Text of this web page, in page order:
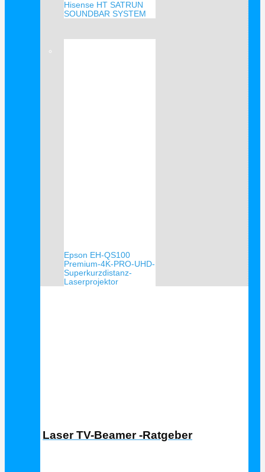
Hisense HT SATRUN
SOUNDBAR SYSTEM
Epson EH-QS100
Premium-4K-PRO-UHD-
Superkurzdistanz-
Laserprojektor
Laser TV-Beamer -Ratgeber